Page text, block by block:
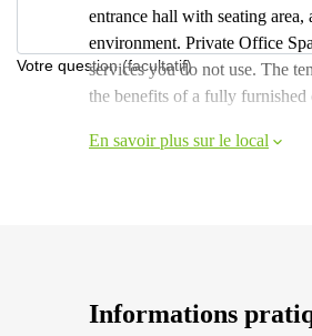
Votre question (facultatif)
entrance hall with seating
environment. Private Office
services you do not use. The
the benefits of a fully
En savoir plus sur le local
Informations